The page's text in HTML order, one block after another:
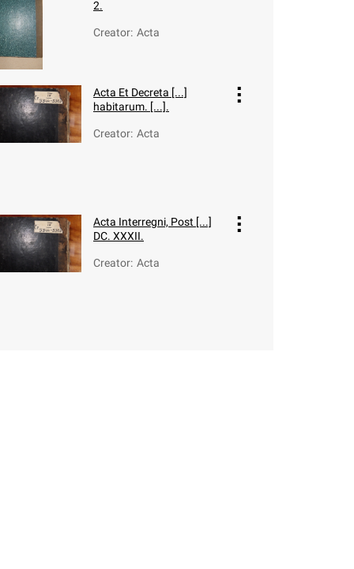
2.
Creator: Acta
Acta Et Decreta [...]
habitarum. [...].
Creator: Acta
Acta Interregni, Post [...]
DC. XXXII.
Creator: Acta